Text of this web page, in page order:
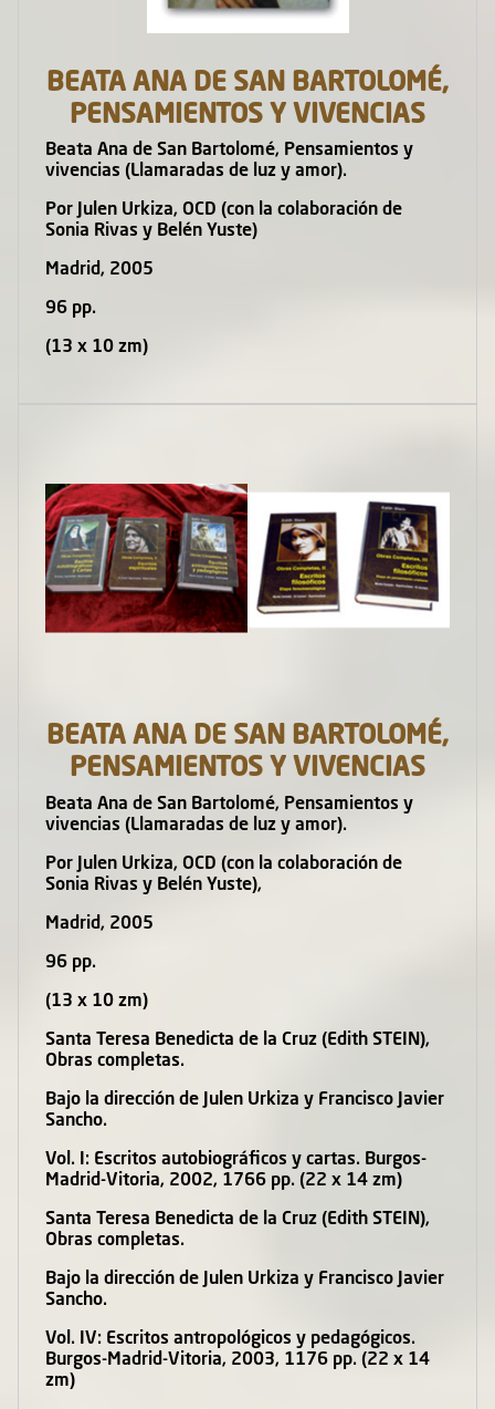
BEATA ANA DE SAN BARTOLOMÉ,
PENSAMIENTOS Y VIVENCIAS
Beata Ana de San Bartolomé, Pensamientos y
vivencias (Llamaradas de luz y amor).
Por Julen Urkiza, OCD (con la colaboración de
Sonia Rivas y Belén Yuste)
Madrid, 2005
96 pp.
(13 x 10 zm)
BEATA ANA DE SAN BARTOLOMÉ,
PENSAMIENTOS Y VIVENCIAS
Beata Ana de San Bartolomé, Pensamientos y
vivencias (Llamaradas de luz y amor).
Por Julen Urkiza, OCD (con la colaboración de
Sonia Rivas y Belén Yuste),
Madrid, 2005
96 pp.
(13 x 10 zm)
Santa Teresa Benedicta de la Cruz (Edith STEIN),
Obras completas.
Bajo la dirección de Julen Urkiza y Francisco Javier
Sancho.
Vol. I: Escritos autobiográficos y cartas. Burgos-
Madrid-Vitoria, 2002, 1766 pp. (22 x 14 zm)
Santa Teresa Benedicta de la Cruz (Edith STEIN),
Obras completas.
Bajo la dirección de Julen Urkiza y Francisco Javier
Sancho.
Vol. IV: Escritos antropológicos y pedagógicos.
Burgos-Madrid-Vitoria, 2003, 1176 pp. (22 x 14
zm)